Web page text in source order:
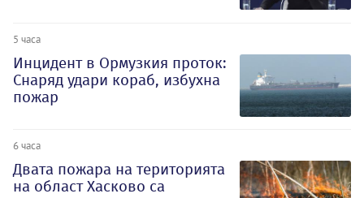
5 часа
Инцидент в Ормузкия проток:
Снаряд удари кораб, избухна
пожар
6 часа
Двата пожара на територията
на област Хасково са